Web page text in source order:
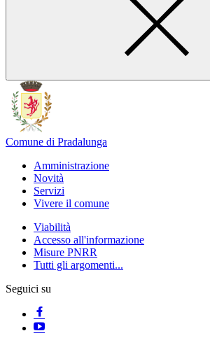
Comune di Pradalunga
Amministrazione
Novità
Servizi
Vivere il comune
Viabilità
Accesso all'informazione
Misure PNRR
Tutti gli argomenti...
Seguici su